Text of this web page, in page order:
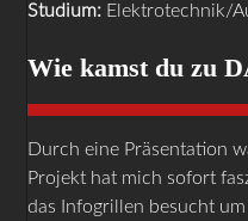
Studium: Elektrotechnik/
Wie kamst du zu
Durch eine Präsentation
Projekt hat mich sofort
das Infogrillen besucht